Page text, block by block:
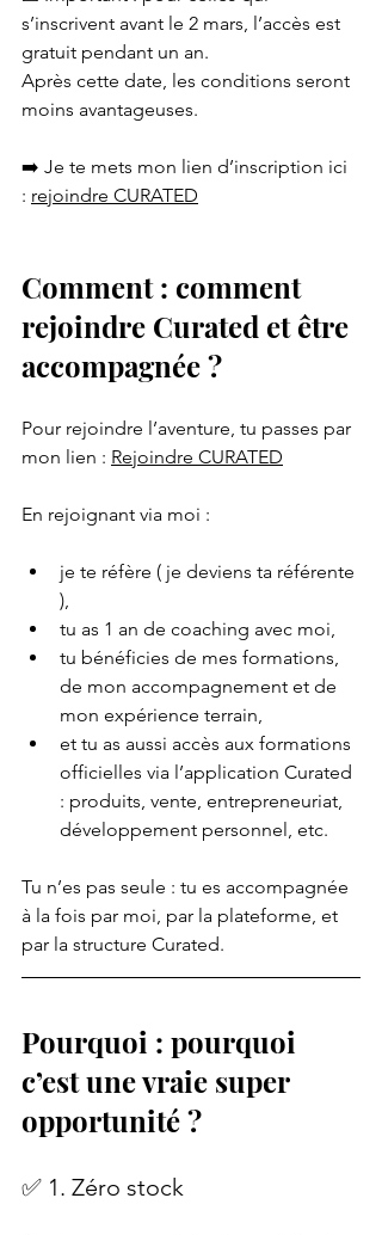
s’inscrivent avant le 2 mars, l’accès est
gratuit pendant un an.
Après cette date, les conditions seront
moins avantageuses.
➡️ Je te mets mon lien d’inscription ici
: rejoindre CURATED
Comment : comment
rejoindre Curated et être
accompagnée ?
Pour rejoindre l’aventure, tu passes par
mon lien : Rejoindre CURATED
En rejoignant via moi :
je te réfère ( je deviens ta référente
),
tu as 1 an de coaching avec moi,
tu bénéficies de mes formations,
de mon accompagnement et de
mon expérience terrain,
et tu as aussi accès aux formations
officielles via l’application Curated
: produits, vente, entrepreneuriat,
développement personnel, etc.
Tu n’es pas seule : tu es accompagnée
à la fois par moi, par la plateforme, et
par la structure Curated.
Pourquoi : pourquoi
c’est une vraie super
opportunité ?
✅ 1. Zéro stock